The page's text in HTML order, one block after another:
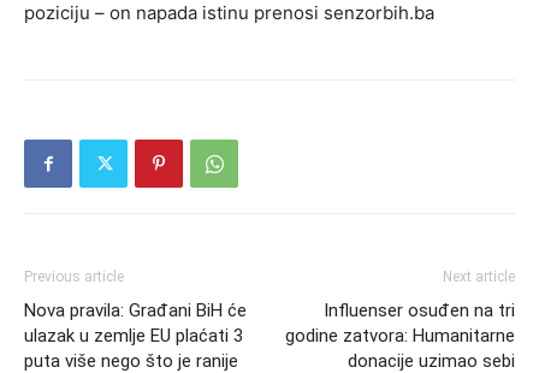
poziciju – on napada istinu prenosi senzorbih.ba
Previous article
Nova pravila: Građani BiH će
ulazak u zemlje EU plaćati 3
puta više nego što je ranije
Next article
Influenser osuđen na tri
godine zatvora: Humanitarne
donacije uzimao sebi